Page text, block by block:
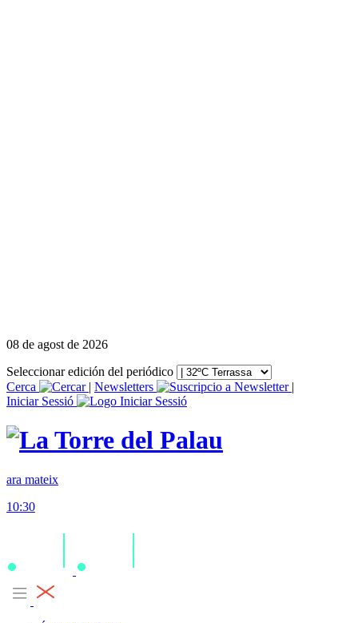
08 de agost de 2026
Seleccionar edición del periódico
Cerca
| Newsletters
|
Iniciar Sessió
ara mateix
10:30